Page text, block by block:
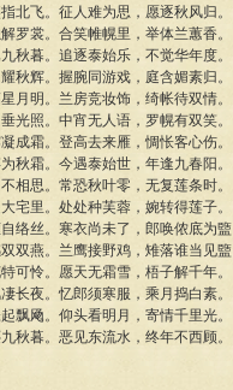
北飞。征人难为思，愿逐秋风归。
罗裳。合笑帷幌里，举体兰蕙香。
秋暮。追逐泰始乐，不觉华年度。
秋辉。握腕同游戏，庭含媚素归。
月明。兰房竞妆饰，绮帐待双情。
光照。中宵无人语，罗幌有双笑。
成霜。登高去来雁，惆怅客心伤。
秋霜。今遇泰始世，年逢九春阳。
相思。常恐秋叶零，无复莲条时。
宅里。处处种芙蓉，婉转得莲子。
络丝。寒衣尚未了，郎唤侬底为盬
双燕。兰鹰接野鸡，雉落谁当见盬
可怜。愿天无霜雪，梧子解千年。
长夜。忆郎须寒服，乘月捣白素。
飘飏。仰头看明月，寄情千里光。
秋暮。恶见东流水，终年不西顾。